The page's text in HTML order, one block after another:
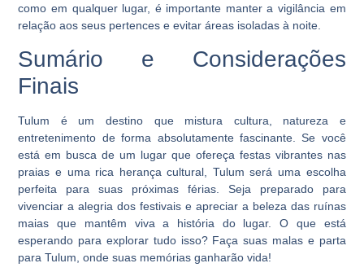
como em qualquer lugar, é importante manter a vigilância em
relação aos seus pertences e evitar áreas isoladas à noite.
Sumário e Considerações
Finais
Tulum é um destino que mistura cultura, natureza e
entretenimento de forma absolutamente fascinante. Se você
está em busca de um lugar que ofereça festas vibrantes nas
praias e uma rica herança cultural, Tulum será uma escolha
perfeita para suas próximas férias. Seja preparado para
vivenciar a alegria dos festivais e apreciar a beleza das ruínas
maias que mantêm viva a história do lugar. O que está
esperando para explorar tudo isso? Faça suas malas e parta
para Tulum, onde suas memórias ganharão vida!